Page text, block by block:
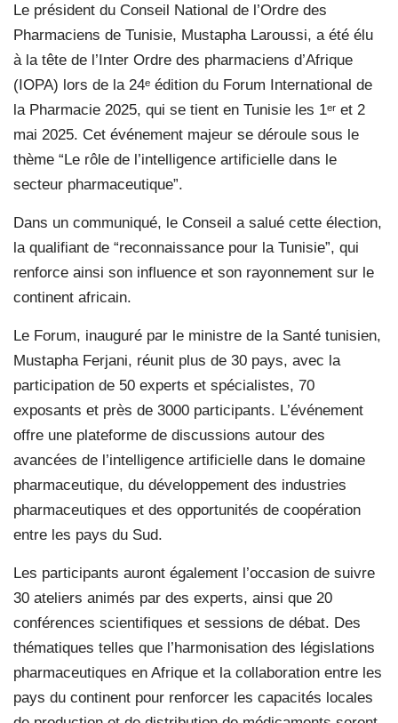
Le président du Conseil National de l’Ordre des
Pharmaciens de Tunisie, Mustapha Laroussi, a été élu
à la tête de l’Inter Ordre des pharmaciens d’Afrique
(IOPA) lors de la 24ᵉ édition du Forum International de
la Pharmacie 2025, qui se tient en Tunisie les 1ᵉʳ et 2
mai 2025. Cet événement majeur se déroule sous le
thème “Le rôle de l’intelligence artificielle dans le
secteur pharmaceutique”.
Dans un communiqué, le Conseil a salué cette élection,
la qualifiant de “reconnaissance pour la Tunisie”, qui
renforce ainsi son influence et son rayonnement sur le
continent africain.
Le Forum, inauguré par le ministre de la Santé tunisien,
Mustapha Ferjani, réunit plus de 30 pays, avec la
participation de 50 experts et spécialistes, 70
exposants et près de 3000 participants. L’événement
offre une plateforme de discussions autour des
avancées de l’intelligence artificielle dans le domaine
pharmaceutique, du développement des industries
pharmaceutiques et des opportunités de coopération
entre les pays du Sud.
Les participants auront également l’occasion de suivre
30 ateliers animés par des experts, ainsi que 20
conférences scientifiques et sessions de débat. Des
thématiques telles que l’harmonisation des législations
pharmaceutiques en Afrique et la collaboration entre les
pays du continent pour renforcer les capacités locales